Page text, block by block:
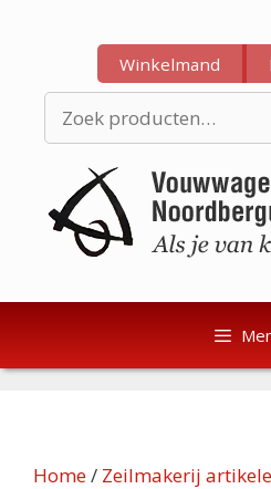
inhoud
inhoud
Winkelmand
naar:
Home/ Zeilmakerij